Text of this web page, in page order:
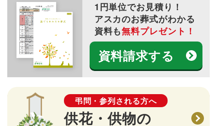
1円単位でお見積り！
アスカのお葬式がわかる
資料も無料プレゼント！
資料請求する
弔問・参列される方へ
供花・供物の